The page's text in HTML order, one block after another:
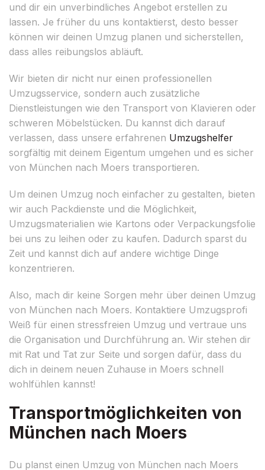
und dir ein unverbindliches Angebot erstellen zu
lassen. Je früher du uns kontaktierst, desto besser
können wir deinen Umzug planen und sicherstellen,
dass alles reibungslos abläuft.
Wir bieten dir nicht nur einen professionellen
Umzugsservice, sondern auch zusätzliche
Dienstleistungen wie den Transport von Klavieren oder
schweren Möbelstücken. Du kannst dich darauf
verlassen, dass unsere erfahrenen Umzugshelfer
sorgfältig mit deinem Eigentum umgehen und es sicher
von München nach Moers transportieren.
Um deinen Umzug noch einfacher zu gestalten, bieten
wir auch Packdienste und die Möglichkeit,
Umzugsmaterialien wie Kartons oder Verpackungsfolie
bei uns zu leihen oder zu kaufen. Dadurch sparst du
Zeit und kannst dich auf andere wichtige Dinge
konzentrieren.
Also, mach dir keine Sorgen mehr über deinen Umzug
von München nach Moers. Kontaktiere Umzugsprofi
Weiß für einen stressfreien Umzug und vertraue uns
die Organisation und Durchführung an. Wir stehen dir
mit Rat und Tat zur Seite und sorgen dafür, dass du
dich in deinem neuen Zuhause in Moers schnell
wohlfühlen kannst!
Transportmöglichkeiten von
München nach Moers
Du planst einen Umzug von München nach Moers